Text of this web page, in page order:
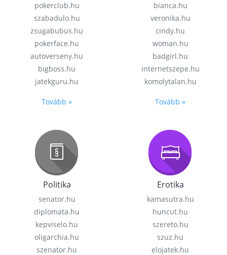
pokerclub.hu
szabadulo.hu
zsugabubus.hu
pokerface.hu
autoverseny.hu
bigboss.hu
jatekguru.hu
Tovább »
bianca.hu
veronika.hu
cindy.hu
woman.hu
badgirl.hu
internetszepe.hu
komolytalan.hu
Tovább »
Politika
senator.hu
diplomata.hu
kepviselo.hu
oligarchia.hu
szenator.hu
Erotika
kamasutra.hu
huncut.hu
szereto.hu
szuz.hu
elojatek.hu